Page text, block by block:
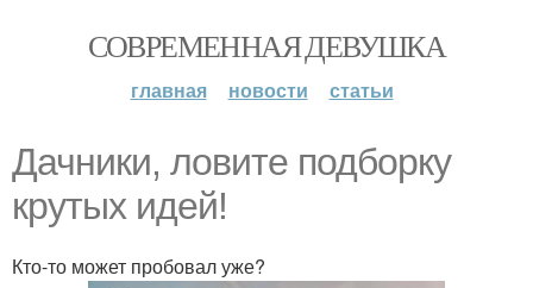
СОВРЕМЕННАЯ ДЕВУШКА
главная новости статьи
Дачники, ловите подборку
крутых идей!
Кто-то может пробовал уже?